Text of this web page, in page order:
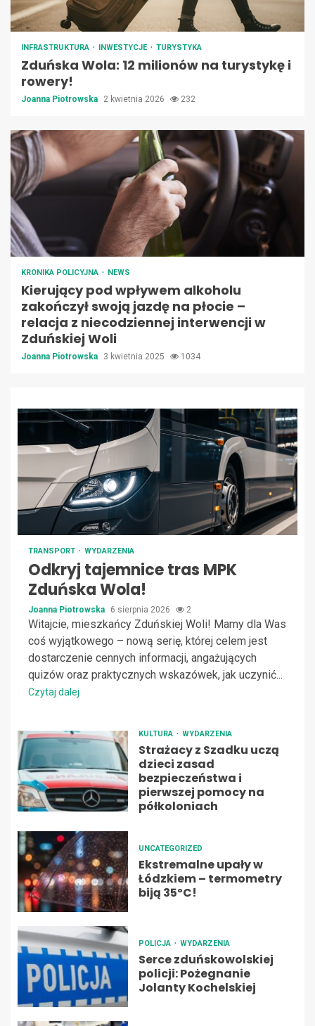
INFRASTRUKTURA INWESTYCJE TURYSTYKA
Zduńska Wola: 12 milionów na turystykę i
rowery!
Joanna Piotrowska 2 kwietnia 2026 232
KRONIKA POLICYJNA NEWS
Kierujący pod wpływem alkoholu
zakończył swoją jazdę na płocie –
relacja z niecodziennej interwencji w
Zduńskiej Woli
Joanna Piotrowska 3 kwietnia 2025 1034
TRANSPORT WYDARZENIA
Odkryj tajemnice tras MPK
Zduńska Wola!
Joanna Piotrowska 6 sierpnia 2026 2
Witajcie, mieszkańcy Zduńskiej Woli! Mamy dla Was
coś wyjątkowego – nową serię, której celem jest
dostarczenie cennych informacji, angażujących
quizów oraz praktycznych wskazówek, jak uczynić...
Czytaj dalej
KULTURA WYDARZENIA
Strażacy z Szadku uczą
dzieci zasad
bezpieczeństwa i
pierwszej pomocy na
półkoloniach
UNCATEGORIZED
Ekstremalne upały w
Łódzkiem – termometry
biją 35ºC!
POLICJA WYDARZENIA
Serce zduńskowolskiej
policji: Pożegnanie
Jolanty Kochelskiej